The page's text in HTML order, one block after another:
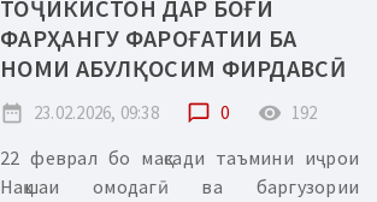
ТОҶИКИСТОН ДАР БОҒИ
ФАРҲАНГУ ФАРОҒАТИИ БА
НОМИ АБУЛҚОСИМ ФИРДАВСӢ
date_range 23.02.2026, 09:38 chat_bubble_outline 0 remove_red_eye 192
22 феврал бо мақсади таъмини иҷрои
Нақшаи омодагӣ ва баргузории